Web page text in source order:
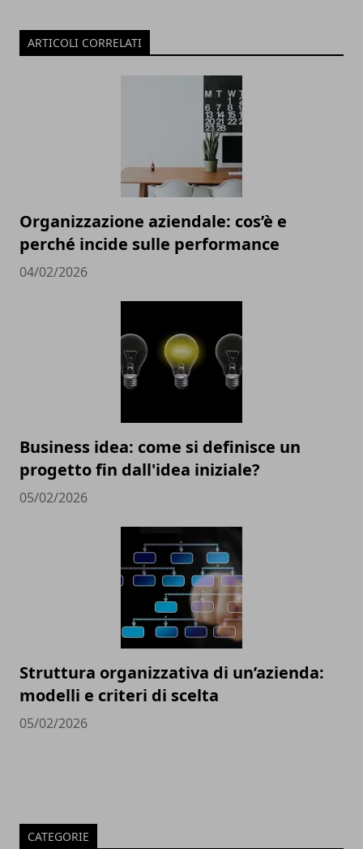
ARTICOLI CORRELATI
Organizzazione aziendale: cos’è e
perché incide sulle performance
04/02/2026
Business idea: come si definisce un
progetto fin dall'idea iniziale?
05/02/2026
Struttura organizzativa di un’azienda:
modelli e criteri di scelta
05/02/2026
CATEGORIE